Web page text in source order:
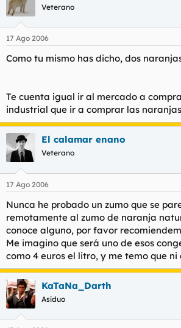
Veterano
17 Ago 2006
Como tu mismo has dicho, dos
Te cuenta igual ir al mercado a
industrial que ir a comprar las
El calamar enano
Veterano
17 Ago 2006
Nunca he probado un zumo que se
remotamente al zumo de naranja
conoce alguno, por favor
Me imagino que será uno de esos
como 4 euros el litro, y me temo que ni
KaTaNa_Darth
Asiduo